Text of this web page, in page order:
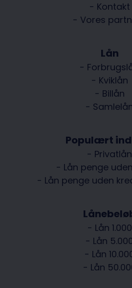
- Kontakt
- Vores
Lån
-
- Kviklån
- Billån
-
Populært
- Privatlån
- Lån penge
- Lån penge uden
- Lån 1.000
- Lån
- Lån
- Lån